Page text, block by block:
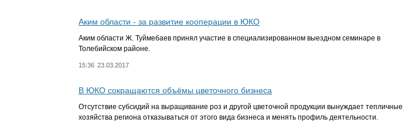
Аким области - за развитие кооперации в ЮКО
Аким области Ж. Туймебаев принял участие в специализированном выездном семинаре в
Толебийском районе.
15:36 23.03.2017
В ЮКО сокращаются объёмы цветочного бизнеса
Отсутствие субсидий на выращивание роз и другой цветочной продукции вынуждает тепличные
хозяйства региона отказываться от этого вида бизнеса и менять профиль деятельности.